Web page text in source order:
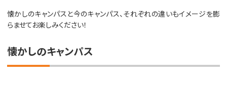
懐かしのキャンパスと今のキャンパス、それぞれの違いもイメージを膨
らませてお楽しみください！
懐かしのキャンパス